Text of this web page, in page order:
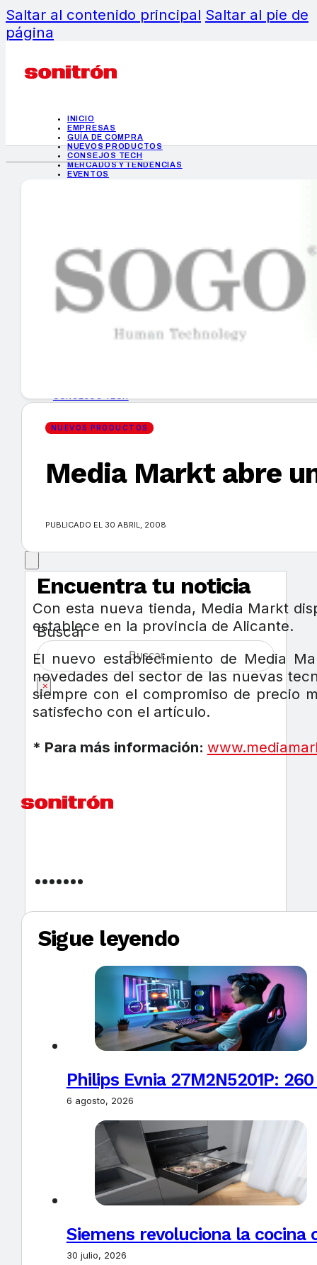
Saltar al contenido principal Saltar al pie de
página
INICIO
EMPRESAS
GUÍA DE COMPRA
NUEVOS PRODUCTOS
CONSEJOS TECH
MERCADOS Y TENDENCIAS
EVENTOS
INICIO
EMPRESAS
GUÍA DE COMPRA
MERCADOS Y TENDENCIAS
Encuentra tu noticia
Buscar
×
NUEVOS PRODUCTOS
Media Markt abre
PUBLICADO EL 30 ABRIL, 2008
Con esta nueva tienda, Media Markt
establece en la provincia de Alicante.
El nuevo establecimiento de Media
novedades del sector de las nuevas
siempre con el compromiso de precio
satisfecho con el artículo.
* Para más información:
Sigue leyendo
Philips Evnia 27M2N5201P:
6 agosto, 2026
Siemens revoluciona la
30 julio, 2026